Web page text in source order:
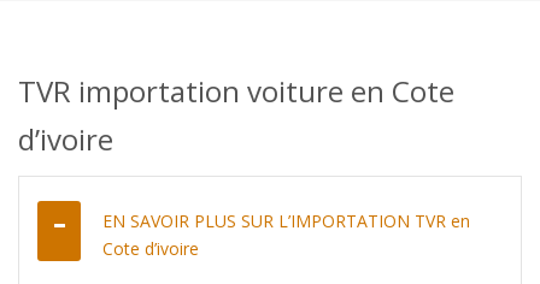
TVR importation voiture en Cote
d’ivoire
EN SAVOIR PLUS SUR L’IMPORTATION TVR en
Cote d’ivoire